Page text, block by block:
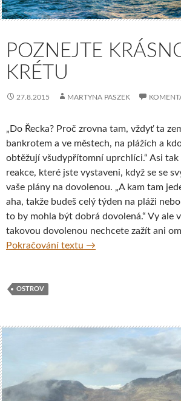
POZNEJTE
KRÉTU
27.8.2015 MARTYNA PASZEK
„Do Řecka? Proč zrovna tam, vždyť ta
bankrotem a ve městech, na plážích a
obtěžují všudypřítomní uprchlíci.“ Asi
reakce, které jste vystaveni, když se se
vaše plány na dovolenou. „A kam tam
aha, takže budeš celý týden na pláži
to by mohla být dobrá dovolená.“ Vy ale
takovou dovolenou nechcete zažít ani
Pokračování textu Poznejte krásnou Krétu
→
OSTROV